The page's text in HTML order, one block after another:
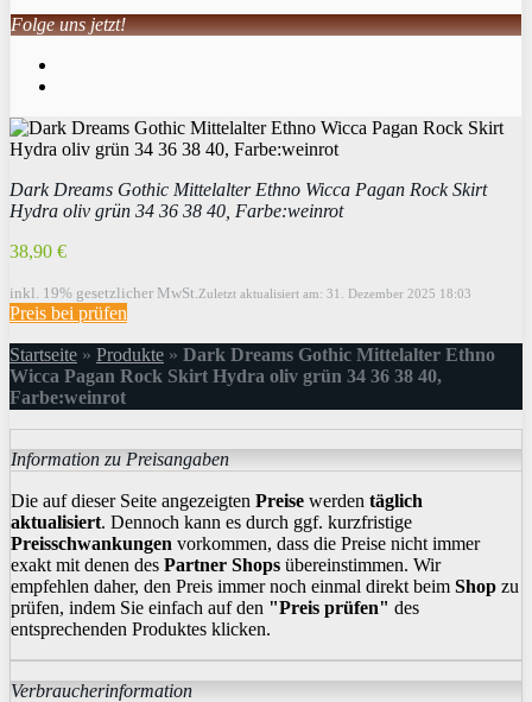
Folge uns jetzt!
Dark Dreams Gothic Mittelalter Ethno Wicca Pagan Rock Skirt
Hydra oliv grün 34 36 38 40, Farbe:weinrot
38,90 €
inkl. 19% gesetzlicher MwSt. Zuletzt aktualisiert am: 31. Dezember 2025 18:03
Preis bei prüfen
Startseite » Produkte » Dark Dreams Gothic Mittelalter Ethno
Wicca Pagan Rock Skirt Hydra oliv grün 34 36 38 40,
Farbe:weinrot
Information zu Preisangaben
Die auf dieser Seite angezeigten Preise werden täglich
aktualisiert. Dennoch kann es durch ggf. kurzfristige
Preisschwankungen vorkommen, dass die Preise nicht immer
exakt mit denen des Partner Shops übereinstimmen. Wir
empfehlen daher, den Preis immer noch einmal direkt beim Shop zu
prüfen, indem Sie einfach auf den "Preis prüfen" des
entsprechenden Produktes klicken.
Verbraucherinformation